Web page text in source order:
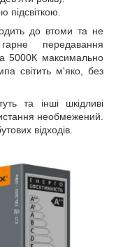
підсвіткою.
до втоми та не
передавання
5000К максимально
світить м'яко, без
та інші шкідливі
необмежений.
відходів.